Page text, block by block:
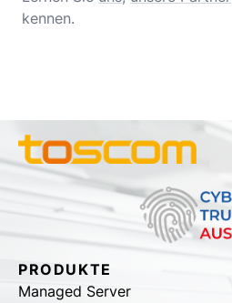
kennen.
PRODUKTE
Managed Server